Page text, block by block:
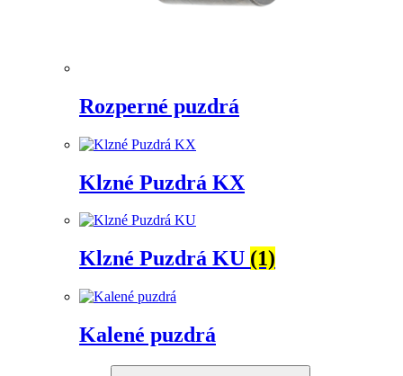
Rozperné puzdrá
Klzné Puzdrá KX
Klzné Puzdrá KU (1)
Kalené puzdrá